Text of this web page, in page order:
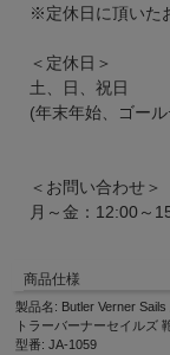
※定休日に頂いた
＜定休日＞
土、日、祝日
(年末年始、ゴー
＜お問い合わせ＞
月～金：12:00～
商品仕様
製品名: Butler Verner
トラーバーナーセイルズ
型番: JA-1059